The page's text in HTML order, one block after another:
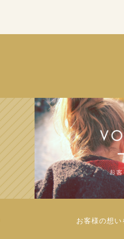
お客様の想